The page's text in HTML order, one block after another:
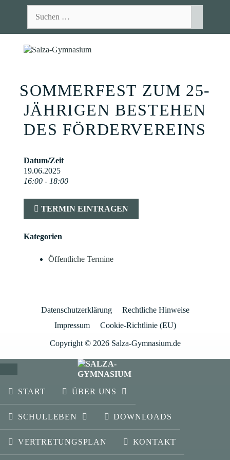
nach:
SOMMERFEST ZUM 25-
JÄHRIGEN BESTEHEN
DES FÖRDERVEREINS
Datum/Zeit
19.06.2025
16:00 - 18:00
TERMIN EINTRAGEN
Kategorien
Öffentliche Termine
Datenschutzerklärung
Rechtliche Hinweise
Impressum
Cookie-Richtlinie (EU)
Copyright © 2026 Salza-Gymnasium.de
SCHLIESSEN
START
ÜBER UNS
SCHULLEBEN DOWNLOADS
VERTRETUNGSPLAN KONTAKT